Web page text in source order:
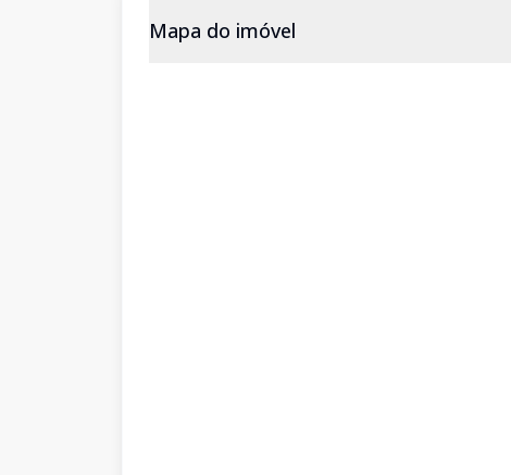
Mapa do imóvel